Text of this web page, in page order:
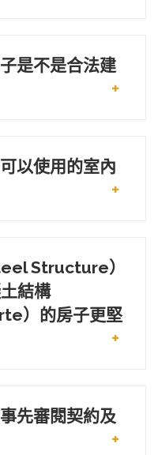
是不是合法建
以使用的室內
Structure）
結構
）的房子更堅
先審閱契約及